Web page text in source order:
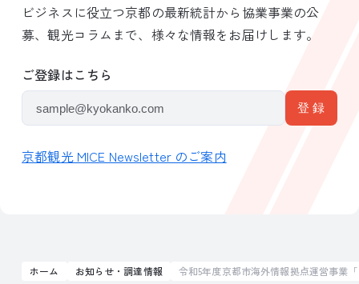
ビジネスに役立つ京都の最新統計から協業事業の公
募、観光コラムまで、様々な情報をお届けします。
ご登録はこちら
京都観光 MICE Newsletter のご案内
ホーム お知らせ・調達情報 令和5年度京都市海外情報拠点運営事業